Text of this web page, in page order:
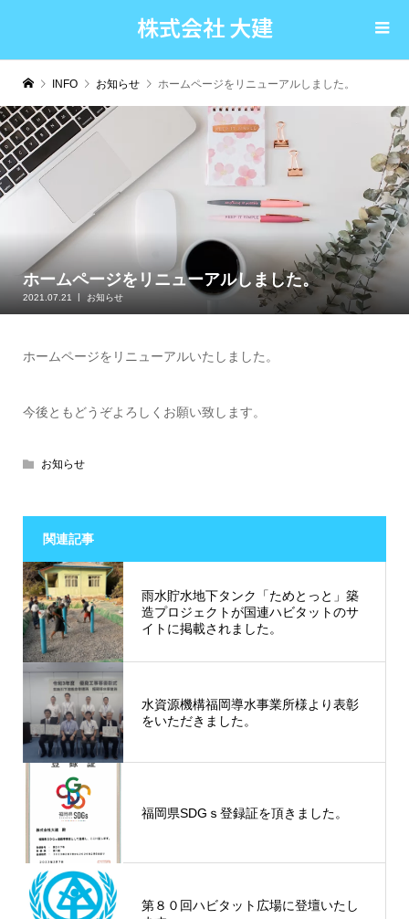
株式会社 大建
INFO お知らせ ホームページをリニューアルしました。
ホームページをリニューアルしました。
2021.07.21 お知らせ
ホームページをリニューアルいたしました。
今後ともどうぞよろしくお願い致します。
お知らせ
関連記事
雨水貯水地下タンク「ためとっと」築
造プロジェクトが国連ハビタットのサ
イトに掲載されました。
水資源機構福岡導水事業所様より表彰
をいただきました。
福岡県SDGｓ登録証を頂きました。
第８０回ハビタット広場に登壇いたし